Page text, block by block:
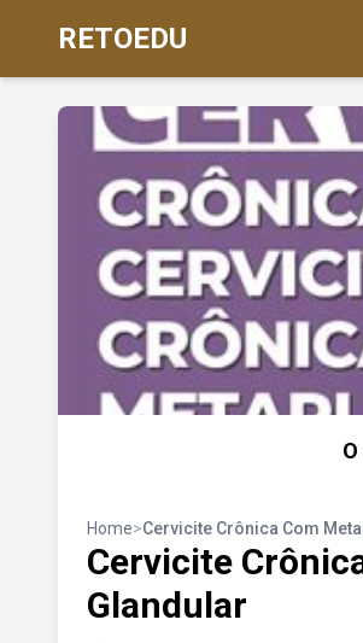
RETOEDU
Home>Cervicite Crônica Com
Cervicite
Glandular